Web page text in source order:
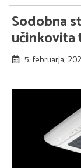
Sodobna
učinkovita
5. februarja,